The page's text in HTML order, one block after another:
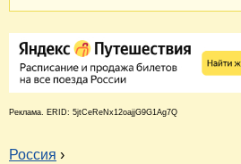
Реклама. ERID: 5jtCeReNx12oajjG9G1Ag7Q
Россия ›